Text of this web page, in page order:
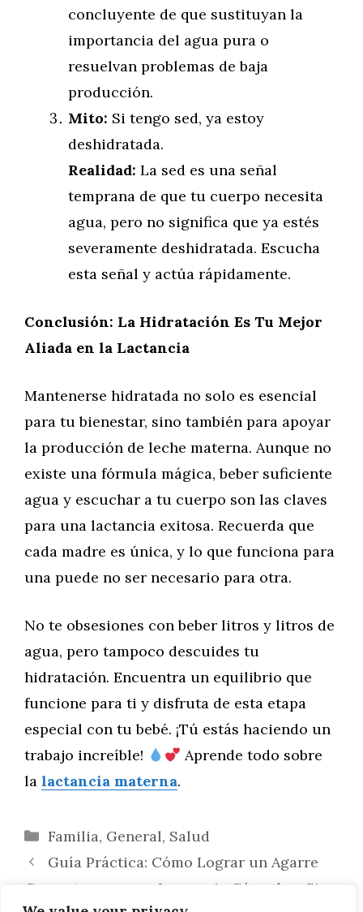
concluyente de que sustituyan la
importancia del agua pura o
resuelvan problemas de baja
producción.
Mito: Si tengo sed, ya estoy
deshidratada.
Realidad: La sed es una señal
temprana de que tu cuerpo necesita
agua, pero no significa que ya estés
severamente deshidratada. Escucha
esta señal y actúa rápidamente.
Conclusión: La Hidratación Es Tu Mejor
Aliada en la Lactancia
Mantenerse hidratada no solo es esencial
para tu bienestar, sino también para apoyar
la producción de leche materna. Aunque no
existe una fórmula mágica, beber suficiente
agua y escuchar a tu cuerpo son las claves
para una lactancia exitosa. Recuerda que
cada madre es única, y lo que funciona para
una puede no ser necesario para otra.
No te obsesiones con beber litros y litros de
agua, pero tampoco descuides tu
hidratación. Encuentra un equilibrio que
funcione para ti y disfruta de esta etapa
especial con tu bebé. ¡Tú estás haciendo un
trabajo increíble!
Aprende todo sobre
la lactancia materna.
Categorías
Familia, General, Salud
Guía Práctica: Cómo Lograr un Agarre
Correcto para una Lactancia Cómoda y Sin